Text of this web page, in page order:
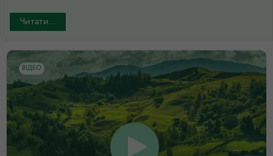
Читати...
ВІДЕО